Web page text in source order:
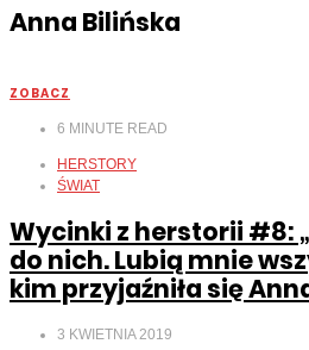
Anna Bilińska
ZOBACZ
6 MINUTE READ
HERSTORY
ŚWIAT
Wycinki z herstorii #8:
do nich. Lubią mnie
kim przyjaźniła się
3 KWIETNIA 2019